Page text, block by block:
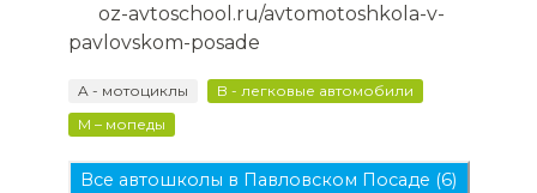
oz-avtoschool.ru/avtomotoshkola-v-
pavlovskom-posade
A - мотоциклы
B - легковые автомобили
M – мопеды
Все автошколы в Павловском Посаде (6)